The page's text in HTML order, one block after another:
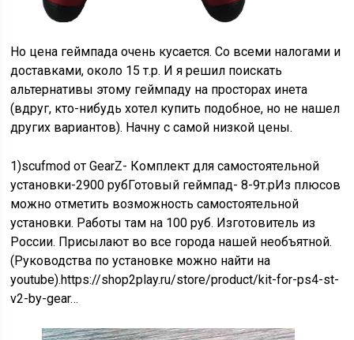
Но цена геймпада очень кусается. Со всеми налогами и
доставками, около 15 т.р. И я решил поискать
альтернативы этому геймпаду на просторах инета
(вдруг, кто-нибудь хотел купить подобное, но не нашел
других вариантов). Начну с самой низкой цены.
1)scufmod от GearZ- Комплект для самостоятельной
установки-2900 рубГотовый геймпад- 8-9т.рИз плюсов
можно отметить возможность самостоятельной
установки. Работы там на 100 руб. Изготовитель из
России. Присылают во все города нашей необъятной.
(Руководства по установке можно найти на
youtube).https://shop2play.ru/store/product/kit-for-ps4-st-
v2-by-gear…